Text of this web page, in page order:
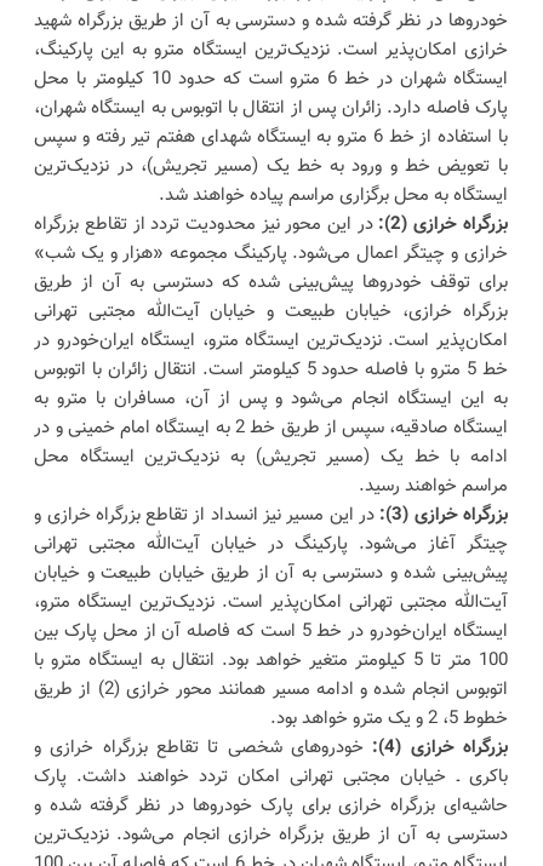
خودروها در نظر گرفته شده و دسترسی به آن از طریق بزرگراه شهید
خرازی امکان‌پذیر است. نزدیک‌ترین ایستگاه مترو به این پارکینگ،
ایستگاه شهران در خط 6 مترو است که حدود 10 کیلومتر با محل
پارک فاصله دارد. زائران پس از انتقال با اتوبوس به ایستگاه شهران،
با استفاده از خط 6 مترو به ایستگاه شهدای هفتم تیر رفته و سپس
با تعویض خط و ورود به خط یک (مسیر تجریش)، در نزدیک‌ترین
ایستگاه به محل برگزاری مراسم پیاده خواهند شد.
بزرگراه خرازی (2):
در این محور نیز محدودیت تردد از تقاطع بزرگراه
خرازی و چیتگر اعمال می‌شود. پارکینگ مجموعه «هزار و یک شب»
برای توقف خودروها پیش‌بینی شده که دسترسی به آن از طریق
بزرگراه خرازی، خیابان طبیعت و خیابان آیت‌الله مجتبی تهرانی
امکان‌پذیر است. نزدیک‌ترین ایستگاه مترو، ایستگاه ایران‌خودرو در
خط 5 مترو با فاصله حدود 5 کیلومتر است. انتقال زائران با اتوبوس
به این ایستگاه انجام می‌شود و پس از آن، مسافران با مترو به
ایستگاه صادقیه، سپس از طریق خط 2 به ایستگاه امام خمینی و در
ادامه با خط یک (مسیر تجریش) به نزدیک‌ترین ایستگاه محل
مراسم خواهند رسید.
بزرگراه خرازی (3):
در این مسیر نیز انسداد از تقاطع بزرگراه خرازی و
چیتگر آغاز می‌شود. پارکینگ در خیابان آیت‌الله مجتبی تهرانی
پیش‌بینی شده و دسترسی به آن از طریق خیابان طبیعت و خیابان
آیت‌الله مجتبی تهرانی امکان‌پذیر است. نزدیک‌ترین ایستگاه مترو،
ایستگاه ایران‌خودرو در خط 5 است که فاصله آن از محل پارک بین
100 متر تا 5 کیلومتر متغیر خواهد بود. انتقال به ایستگاه مترو با
اتوبوس انجام شده و ادامه مسیر همانند محور خرازی (2) از طریق
خطوط 5، 2 و یک مترو خواهد بود.
بزرگراه خرازی (4):
خودروهای شخصی تا تقاطع بزرگراه خرازی و
باکری ـ خیابان مجتبی تهرانی امکان تردد خواهند داشت. پارک
حاشیه‌ای بزرگراه خرازی برای پارک خودروها در نظر گرفته شده و
دسترسی به آن از طریق بزرگراه خرازی انجام می‌شود. نزدیک‌ترین